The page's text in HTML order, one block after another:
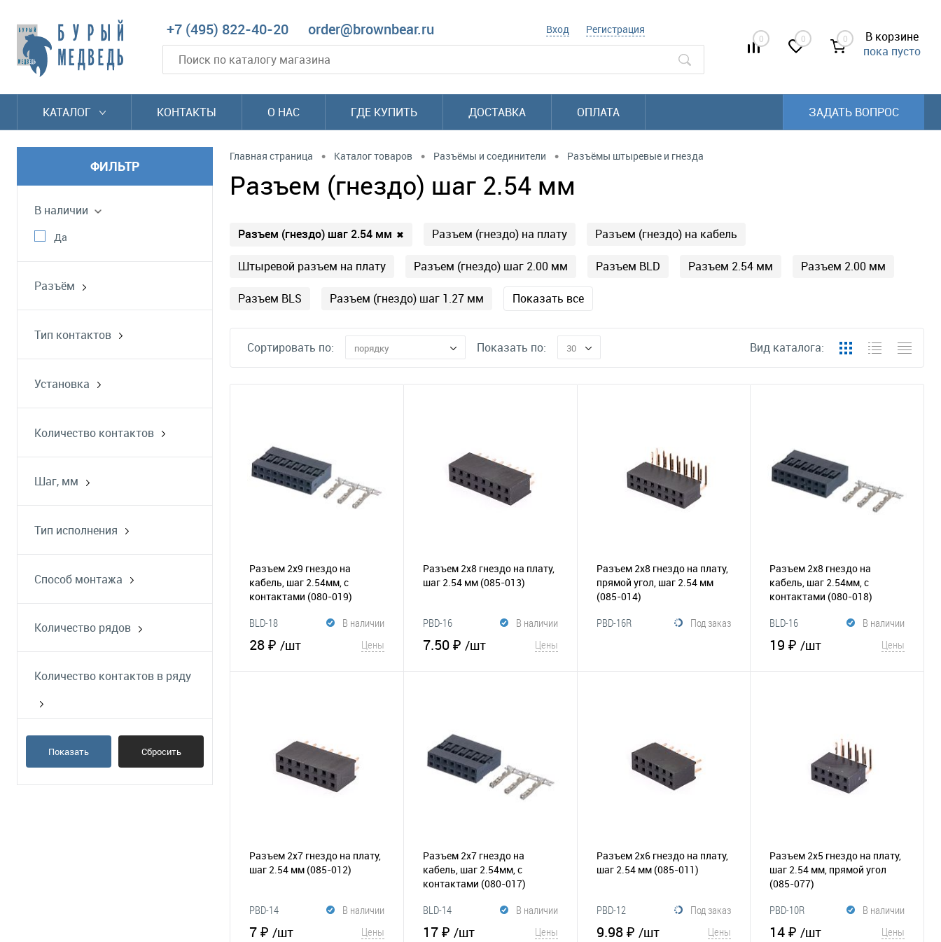
+7 (495) 822-40-20 order@brownbear.ru Вход Регистрация
0 0 0
В корзине
пока пусто
КАТАЛОГ КОНТАКТЫ О НАС ГДЕ КУПИТЬ ДОСТАВКА ОПЛАТА ЗАДАТЬ ВОПРОС
ФИЛЬТР
В наличии
Да
Разъём
Тип контактов
Установка
Количество контактов
Шаг, мм
Тип исполнения
Способ монтажа
Количество рядов
Количество контактов в ряду
Показать Сбросить
Главная страница • Каталог товаров • Разъёмы и соединители • Разъёмы штыревые и гнезда
Разъем (гнездо) шаг 2.54 мм
Разъем (гнездо) шаг 2.54 мм ✖ Разъем (гнездо) на плату Разъем (гнездо) на кабель
Штыревой разъем на плату Разъем (гнездо) шаг 2.00 мм Разъем BLD Разъем 2.54 мм Разъем 2.00 мм
Разъем BLS Разъем (гнездо) шаг 1.27 мм Показать все
Сортировать по: порядку Показать по: 30 Вид каталога:
Разъем 2х9 гнездо на
кабель, шаг 2.54мм, с
контактами (080-019)
В наличии
BLD-18
28 ₽ /шт Цены
Разъем 2х8 гнездо на плату,
шаг 2.54 мм (085-013)
В наличии
PBD-16
7.50 ₽ /шт Цены
Разъем 2х8 гнездо на плату,
прямой угол, шаг 2.54 мм
(085-014)
Под заказ
PBD-16R
Разъем 2х8 гнездо на
кабель, шаг 2.54мм, с
контактами (080-018)
В наличии
BLD-16
19 ₽/шт Цены
Разъем 2х7 гнездо на плату,
шаг 2.54 мм (085-012)
В наличии
PBD-14
7 ₽ /шт Цены
Разъем 2х7 гнездо на
кабель, шаг 2.54мм, с
контактами (080-017)
В наличии
BLD-14
17 ₽ /шт Цены
Разъем 2х6 гнездо на плату,
шаг 2.54 мм (085-011)
Под заказ
PBD-12
9.98 ₽ /шт Цены
Разъем 2х5 гнездо на плату,
шаг 2.54 мм, прямой угол
(085-077)
В наличии
PBD-10R
14 ₽/шт Цены